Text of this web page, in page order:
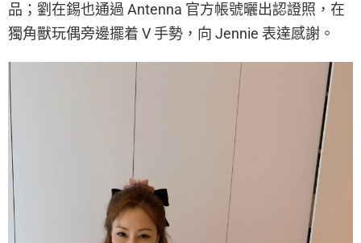
品；劉在錫也通過 Antenna 官方帳號曬出認證照，在
獨角獸玩偶旁邊擺着 V 手勢，向 Jennie 表達感謝。